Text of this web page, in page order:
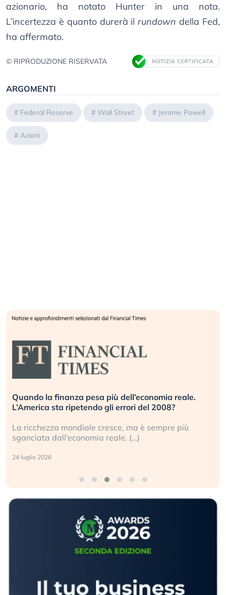
azionario, ha notato Hunter in una nota.
L’incertezza è quanto durerà ilrundown della Fed,
ha affermato.
© RIPRODUZIONE RISERVATA
ARGOMENTI
# Federal Reserve # Wall Street # Jerome Powell
# Azioni
Quando la finanza pesa più dell’economia reale.
L’America sta ripetendo gli errori del 2008?
La ricchezza mondiale cresce, ma è sempre più
sganciata dall’economia reale. (…)
24 luglio 2026